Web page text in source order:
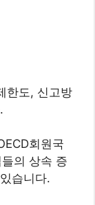
한도, 신고방
회원국
의 상속 증
습니다.